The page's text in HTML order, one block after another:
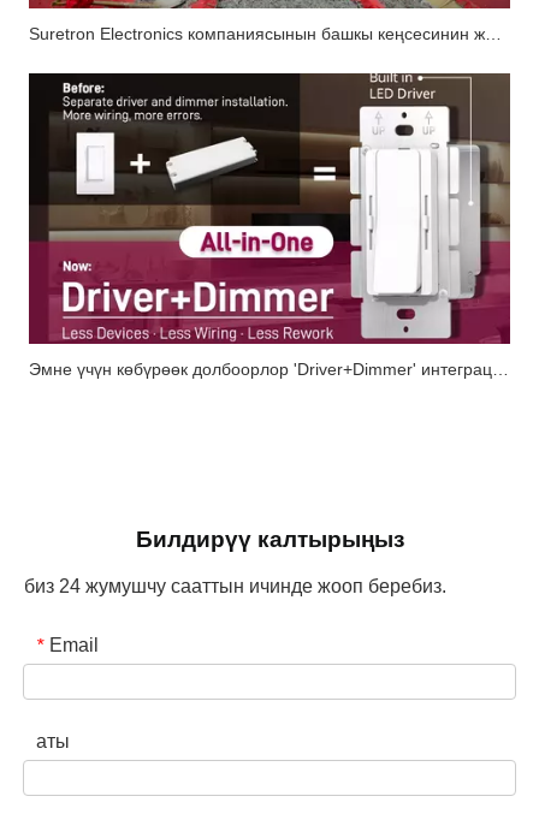
Билдирүү калтырыңыз
биз 24 жумушчу сааттын ичинде жооп беребиз.
* Email
аты